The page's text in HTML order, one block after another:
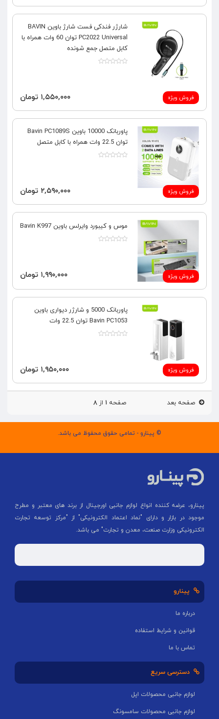
فروش ویژه
شارژر فندکی فست شارژ باوین BAVIN
PC2022 Universal توان 60 وات همراه با
کابل متصل جمع‌ شونده
۱,۵۵۰,۰۰۰ تومان
فروش ویژه
پاوربانک 10000 باوین Bavin PC1089S
توان 22.5 وات همراه با کابل متصل
۲,۵۹۰,۰۰۰ تومان
فروش ویژه
موس و کیبورد وایرلس باوین Bavin K997
۱,۹۹۰,۰۰۰ تومان
فروش ویژه
پاوربانک 5000 و شارژر دیواری باوین
Bavin PC1053 توان 22.5 وات
۱,۹۵۰,۰۰۰ تومان
صفحه بعد صفحه۱ از۸
© پینارو - تمامی حقوق محفوظ می باشد.
پینارو، عرضه کننده انواع لوازم جانبی اورجینال از برند های معتبر و مطرح
موجود در بازار و دارای "نماد اعتماد الکترونیکی" از "مركز توسعه تجارت
الكترونیكی وزارت صنعت، معدن و تجارت" می باشد.
پینارو
درباره ما
قوانین و شرایط استفاده
تماس با ما
دسترسی سریع
لوازم جانبی محصولات اپل
لوازم جانبی محصولات سامسونگ